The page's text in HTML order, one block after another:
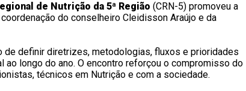
de Nutrição da 5ª Região (CRN-5) promoveu a
do conselheiro Cleidisson Araújo e da
de definir diretrizes, metodologias, fluxos e prioridades
ao longo do ano. O encontro reforçou o compromisso do
técnicos em Nutrição e com a sociedade.